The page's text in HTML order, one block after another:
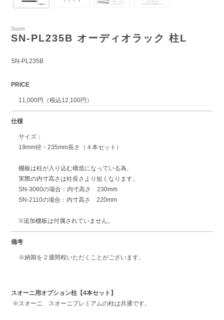
Suoni
SN-PL235B オーディオラック 柱L
SN-PL235B
PRICE
11,000円（税込12,100円）
仕様
サイズ：
19mm径・235mm長さ（４本セット）
棚板は柱が入り込む構造になっている為、
実際の内寸高さは柱長さより短くなります。
SN-3060の場合：内寸高さ 230mm
SN-2110の場合：内寸高さ 220mm
※追加棚板は付属されていません。
備考
※納期を２週間程いただくことがございます。
スオーニ用オプション柱【4本セット】
※スオーニ、スオーニプレミアムの柱は共通です。